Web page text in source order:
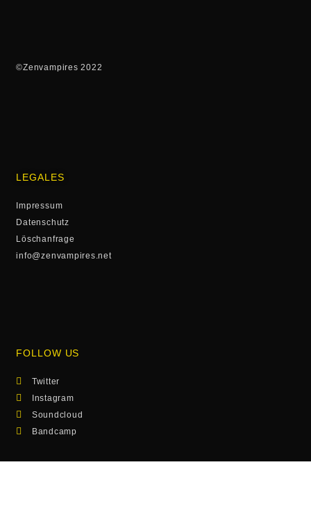
©Zenvampires 2022
LEGALES
Impressum
Datenschutz
Löschanfrage
info@zenvampires.net
FOLLOW US
Twitter
Instagram
Soundcloud
Bandcamp